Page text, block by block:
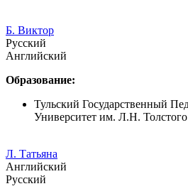
Б. Виктор
Русский
Английский
Образование:
Тульский Государственный
Университет им. Л.Н.
Л. Татьяна
Английский
Русский